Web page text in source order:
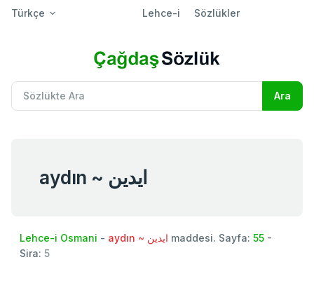
Türkçe Lehce-i Sözlükler
aydın ~ ايدين
Lehce-i Osmani - aydın ~ ايدين maddesi. Sayfa: 55 -
Sira: 5